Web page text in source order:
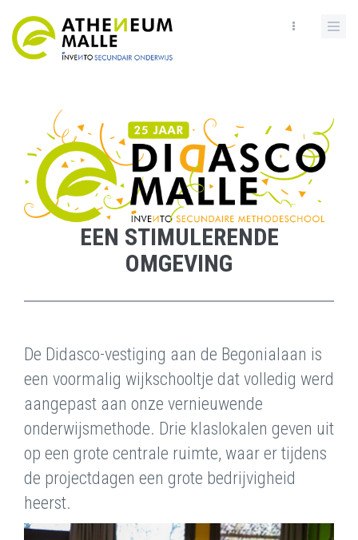
main
EEN STIMULERENDE
OMGEVING
De Didasco-vestiging aan de Begonialaan is
een voormalig wijkschooltje dat volledig werd
aangepast aan onze vernieuwende
onderwijsmethode. Drie klaslokalen geven uit
op een grote centrale ruimte, waar er tijdens
de projectdagen een grote bedrijvigheid
heerst.